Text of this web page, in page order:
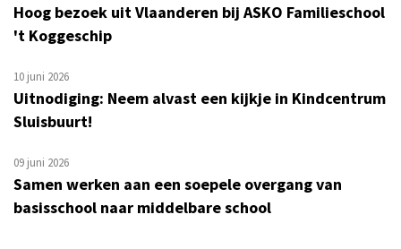
Hoog bezoek uit Vlaanderen bij ASKO Familieschool
't Koggeschip
10 juni 2026
Uitnodiging: Neem alvast een kijkje in Kindcentrum
Sluisbuurt!
09 juni 2026
Samen werken aan een soepele overgang van
basisschool naar middelbare school